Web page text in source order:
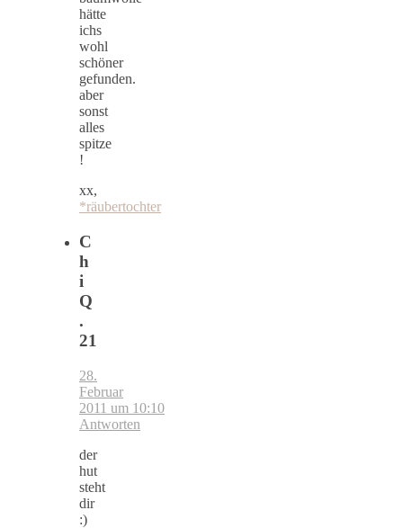
hätte
ichs
wohl
schöner
gefunden.
aber
sonst
alles
spitze
!
xx,
*räubertochter
C
h
i
Q
.
21
28.
Februar
2011 um 10:10
Antworten
der
hut
steht
dir
:)